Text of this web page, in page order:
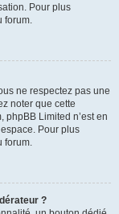
Pour plus
forum.
ne respectez pas une
noter que cette
phpBB Limited n’est en
Pour plus
forum.
?